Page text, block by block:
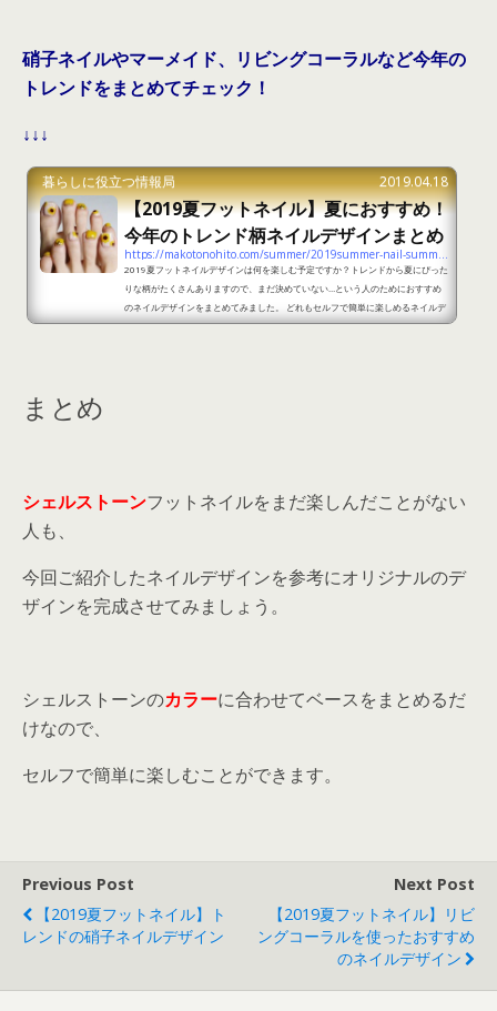
硝子ネイルやマーメイド、リビングコーラルなど今年の
トレンドをまとめてチェック！
↓↓↓
暮らしに役立つ情報局 2019.04.18
【2019夏フットネイル】夏におすすめ！
今年のトレンド柄ネイルデザインまとめ
https://makotonohito.com/summer/2019summer-nail-summary
2019夏フットネイルデザインは何を楽しむ予定ですか？トレンドから夏にぴった
りな柄がたくさんありますので、まだ決めていない…という人のためにおすすめ
のネイルデザインをまとめてみました。 どれもセルフで簡単に楽しめるネイルデ
ザインばかりなので、ぜひチャレンジしてみてくださいね。 【2019夏フットネ
まとめ
シェルストーンフットネイルをまだ楽しんだことがない
人も、
今回ご紹介したネイルデザインを参考にオリジナルのデ
ザインを完成させてみましょう。
シェルストーンのカラーに合わせてベースをまとめるだ
けなので、
セルフで簡単に楽しむことができます。
Previous Post
【2019夏フットネイル】ト
レンドの硝子ネイルデザイン
Next Post
【2019夏フットネイル】リビ
ングコーラルを使ったおすすめ
のネイルデザイン